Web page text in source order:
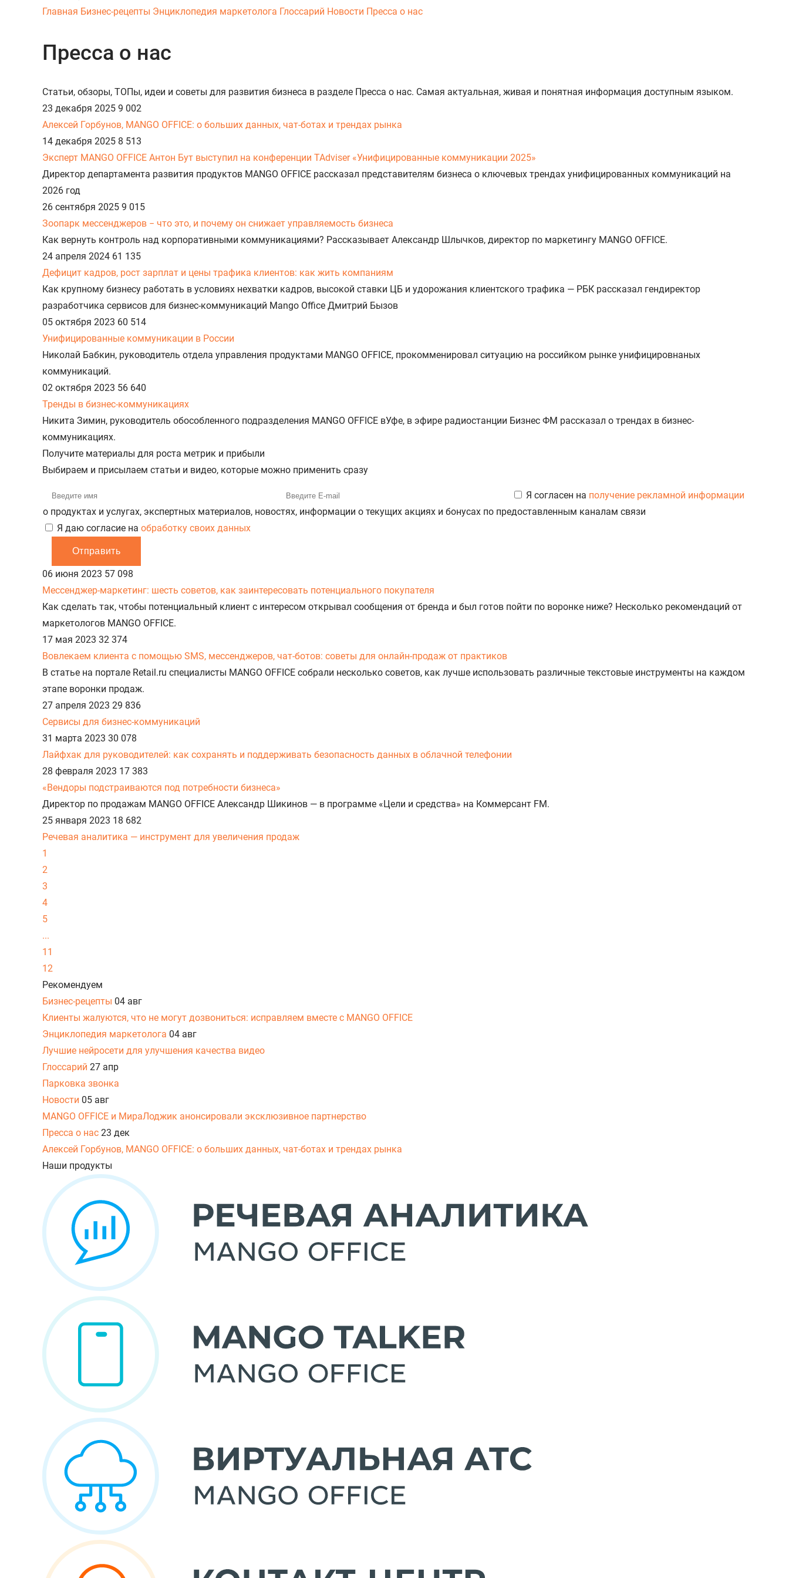
Главная Бизнес-рецепты Энциклопедия маркетолога Глоссарий Новости Пресса о нас
Пресса о нас
Статьи, обзоры, ТОПы, идеи и советы для развития бизнеса в разделе Пресса о нас. Самая актуальная, живая и понятная информация доступным языком.
23 декабря 2025 9 002
Алексей Горбунов, MANGO OFFICE: о больших данных, чат-ботах и трендах рынка
14 декабря 2025 8 513
Эксперт MANGO OFFICE Антон Бут выступил на конференции TAdviser «Унифицированные коммуникации 2025»
Директор департамента развития продуктов MANGO OFFICE рассказал представителям бизнеса о ключевых трендах унифицированных коммуникаций на
2026 год
26 сентября 2025 9 015
Зоопарк мессенджеров − что это, и почему он снижает управляемость бизнеса
Как вернуть контроль над корпоративными коммуникациями? Рассказывает Александр Шлычков, директор по маркетингу MANGO OFFICE.
24 апреля 2024 61 135
Дефицит кадров, рост зарплат и цены трафика клиентов: как жить компаниям
Как крупному бизнесу работать в условиях нехватки кадров, высокой ставки ЦБ и удорожания клиентского трафика — РБК рассказал гендиректор
разработчика сервисов для бизнес-коммуникаций Mango Office Дмитрий Бызов
05 октября 2023 60 514
Унифицированные коммуникации в России
Николай Бабкин, руководитель отдела управления продуктами MANGO OFFICE, прокомменировал ситуацию на российком рынке унифицировнаных
коммуникаций.
02 октября 2023 56 640
Тренды в бизнес-коммуникациях
Никита Зимин, руководитель обособленного подразделения MANGO OFFICE вУфе, в эфире радиостанции Бизнес ФМ рассказал о трендах в бизнес-
коммуникациях.
Получите материалы для роста метрик и прибыли
Выбираем и присылаем статьи и видео, которые можно применить сразу
Я согласен на получение рекламной информации
о продуктах и услугах, экспертных материалов, новостях, информации о текущих акциях и бонусах по предоставленным каналам связи
Я даю согласие на обработку своих данных
Отправить
06 июня 2023 57 098
Мессенджер-маркетинг: шесть советов, как заинтересовать потенциального покупателя
Как сделать так, чтобы потенциальный клиент с интересом открывал сообщения от бренда и был готов пойти по воронке ниже? Несколько рекомендаций от
маркетологов MANGO OFFICE.
17 мая 2023 32 374
Вовлекаем клиента с помощью SMS, мессенджеров, чат-ботов: советы для онлайн-продаж от практиков
В статье на портале Retail.ru специалисты MANGO OFFICE собрали несколько советов, как лучше использовать различные текстовые инструменты на каждом
этапе воронки продаж.
27 апреля 2023 29 836
Сервисы для бизнес-коммуникаций
31 марта 2023 30 078
Лайфхак для руководителей: как сохранять и поддерживать безопасность данных в облачной телефонии
28 февраля 2023 17 383
«Вендоры подстраиваются под потребности бизнеса»
Директор по продажам MANGO OFFICE Александр Шикинов — в программе «Цели и средства» на Коммерсант FM.
25 января 2023 18 682
Речевая аналитика — инструмент для увеличения продаж
1
2
3
4
5
...
11
12
Рекомендуем
Бизнес-рецепты 04 авг
Клиенты жалуются, что не могут дозвониться: исправляем вместе с MANGO OFFICE
Энциклопедия маркетолога 04 авг
Лучшие нейросети для улучшения качества видео
Глоссарий 27 апр
Парковка звонка
Новости 05 авг
MANGO OFFICE и МираЛоджик анонсировали эксклюзивное партнерство
Пресса о нас 23 дек
Алексей Горбунов, MANGO OFFICE: о больших данных, чат-ботах и трендах рынка
Наши продукты